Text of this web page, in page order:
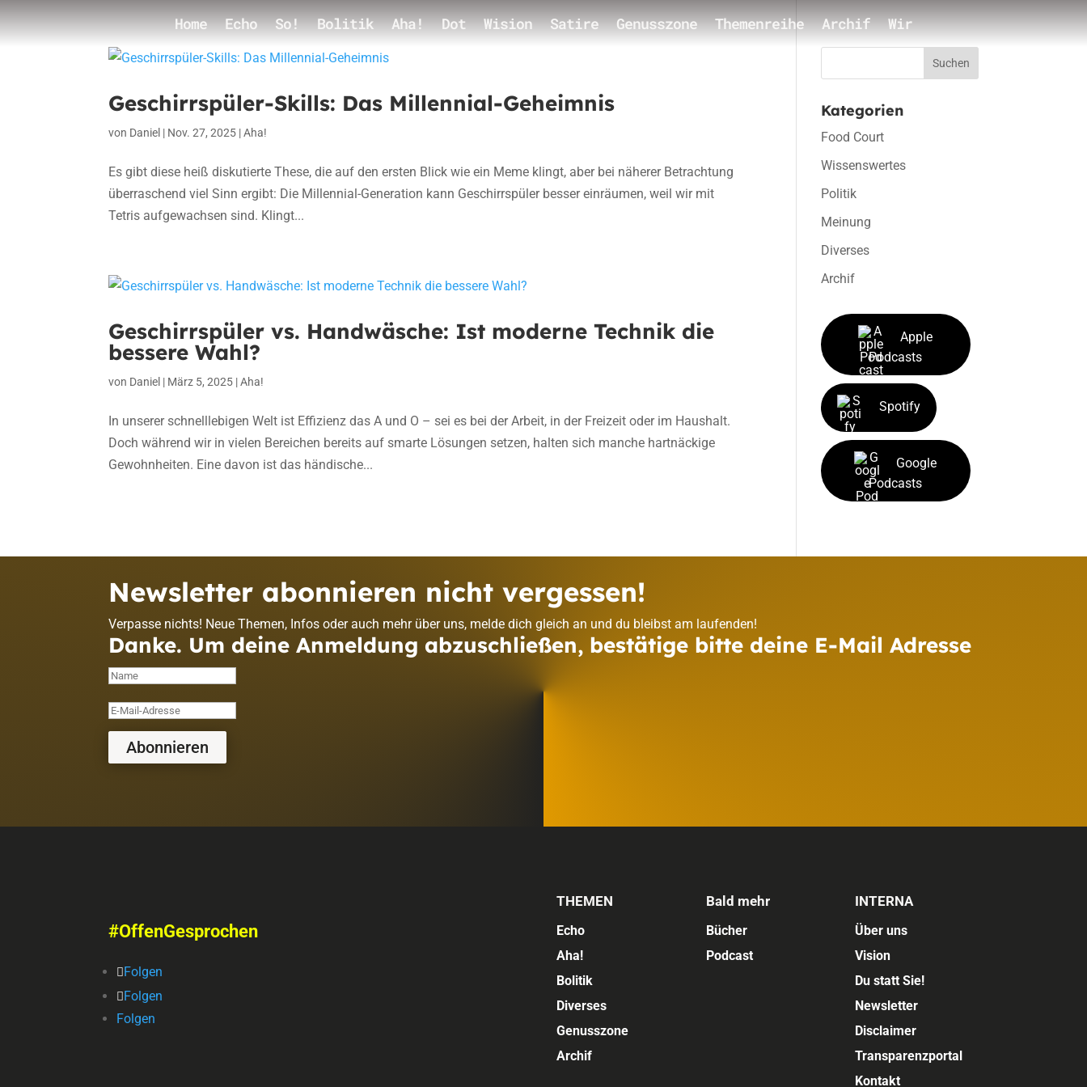
Home Echo So! Bolitik Aha! Dot Wision Satire Genusszone Themenreihe Archif Wir
Geschirrspüler-Skills: Das Millennial-Geheimnis
von Daniel | Nov. 27, 2025 |Aha!
Es gibt diese heiß diskutierte These, die auf den ersten Blick wie ein Meme klingt, aber bei näherer Betrachtung
überraschend viel Sinn ergibt: Die Millennial-Generation kann Geschirrspüler besser einräumen, weil wir mit
Tetris aufgewachsen sind. Klingt...
Geschirrspüler vs. Handwäsche: Ist moderne Technik die
bessere Wahl?
von Daniel | März 5, 2025 |Aha!
In unserer schnelllebigen Welt ist Effizienz das A und O – sei es bei der Arbeit, in der Freizeit oder im Haushalt.
Doch während wir in vielen Bereichen bereits auf smarte Lösungen setzen, halten sich manche hartnäckige
Gewohnheiten. Eine davon ist das händische...
Suchen
Kategorien
Food Court
Wissenswertes
Politik
Meinung
Diverses
Archif
Apple
Podcasts
Spotify
Google
Podcasts
Newsletter abonnieren nicht vergessen!
Verpasse nichts! Neue Themen, Infos oder auch mehr über uns, melde dich gleich an und du bleibst am laufenden!
Danke. Um deine Anmeldung abzuschließen, bestätige bitte deine E-Mail Adresse
Abonnieren
#OffenGesprochen
Folgen
Folgen
Folgen
THEMEN
Echo
Aha!
Bolitik
Diverses
Genusszone
Archif
Bald mehr
Bücher
Podcast
INTERNA
Über uns
Vision
Du statt Sie!
Newsletter
Disclaimer
Transparenzportal
Kontakt